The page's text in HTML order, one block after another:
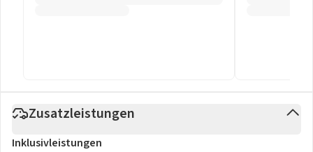
Zusatzleistungen
Inklusivleistungen